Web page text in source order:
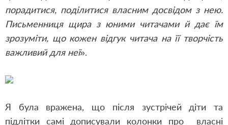
порадитися, поділитися власним досвідом з нею.
Письменниця щира з юними читачами й дає їм
зрозуміти, що кожен відгук читача на її творчість
важливий для неї».
Я була вражена, що після зустрічей діти та
підлітки самі дописували колонки про власні